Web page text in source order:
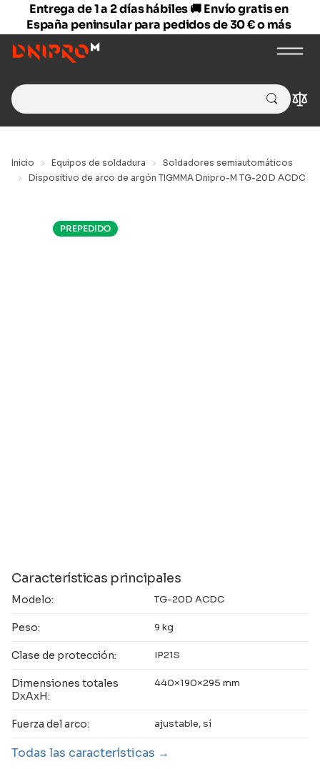
Entrega de 1 a 2 días hábiles 🚚 Envío gratis en
España peninsular para pedidos de 30 € o más
Search
for:
Inicio Equipos de soldadura
Soldadores semiautomáticos
Dispositivo de arco de argón TIGMMA Dnipro-M TG-20D ACDC
PREPEDIDO
Características principales
Modelo: TG-20D ACDC
Peso: 9 kg
Clase de protección: IP21S
Dimensiones totales
DxAxH:
440×190×295 mm
Fuerza del arco: ajustable, sí
Todas las características